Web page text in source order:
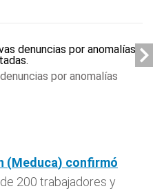
por anomalías
(Meduca) confirmó
200 trabajadores y